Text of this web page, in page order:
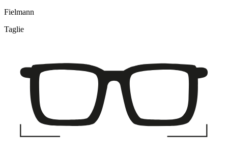
Fielmann
Taglie